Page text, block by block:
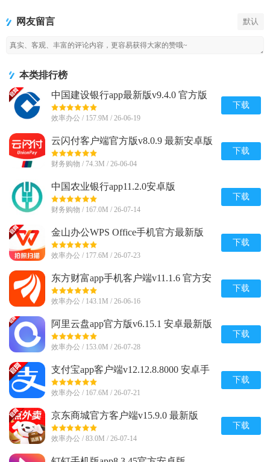
新版
网友留言 默认
本类排行榜
中国建设银行app最新版v9.4.0 官方版
效率办公 / 157.9M / 26-06-19
下载
云闪付客户端官方版v8.0.9 最新安卓版
财务购物 / 74.3M / 26-06-04
下载
中国农业银行app11.2.0安卓版
财务购物 / 167.0M / 26-07-14
下载
金山办公WPS Office手机官方最新版
v26.7.2 正版
效率办公 / 177.6M / 26-07-23
下载
东方财富app手机客户端v11.1.6 官方安
卓版
效率办公 / 143.1M / 26-06-16
下载
阿里云盘app官方版v6.15.1 安卓最新版
效率办公 / 153.0M / 26-07-28
下载
支付宝app客户端v12.12.8.8000 安卓手
机版
效率办公 / 167.6M / 26-07-21
下载
京东商城官方客户端v15.9.0 最新版
效率办公 / 83.0M / 26-07-14
下载